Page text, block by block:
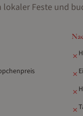
Feste und
✗
✗
✗
✗